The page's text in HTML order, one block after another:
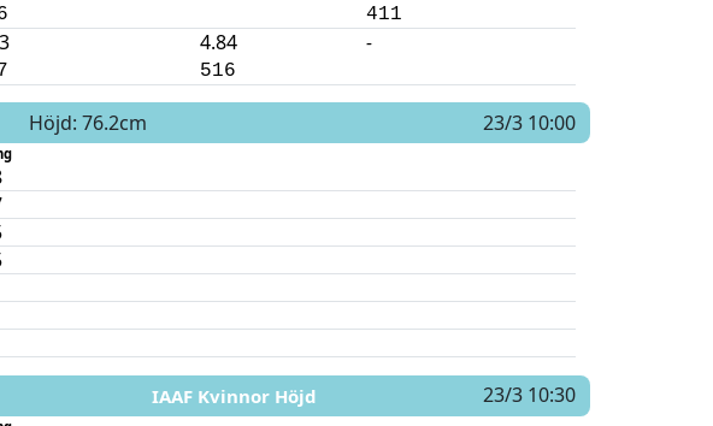
411
4.84
516
-
Höjd: 76.2cm 23/3 10:00
IAAF Kvinnor Höjd 23/3 10:30